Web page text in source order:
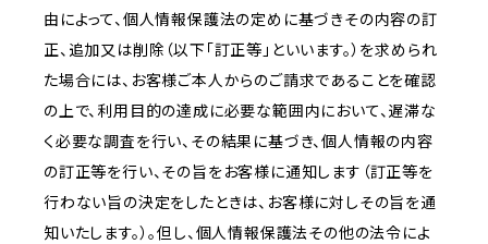
由によって、個人情報保護法の定めに基づきその内容の訂
正、追加又は削除（以下「訂正等」といいます。）を求められ
た場合には、お客様ご本人からのご請求であることを確認
の上で、利用目的の達成に必要な範囲内において、遅滞な
く必要な調査を行い、その結果に基づき、個人情報の内容
の訂正等を行い、その旨をお客様に通知します（訂正等を
行わない旨の決定をしたときは、お客様に対しその旨を通
知いたします。）。但し、個人情報保護法その他の法令によ